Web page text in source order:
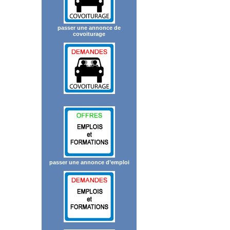
passer une annonce de
covoiturage
passer une annonce d’emploi